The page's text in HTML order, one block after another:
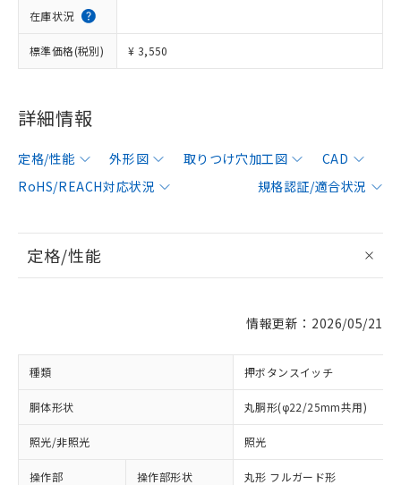
在庫状況
標準価格(税別) ¥ 3,550
詳細情報
定格/性能 外形図 取りつけ穴加工図
CAD
RoHS/REACH対応状況
規格認証/適合状況
定格/性能
情報更新：2026/05/21
種類 押ボタンスイッチ
胴体形状 丸胴形(φ22/25mm共用)
照光/非照光 照光
操作部 操作部形状 丸形 フルガード形